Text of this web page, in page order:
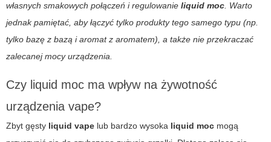
własnych smakowych połączeń i regulowanie liquid moc . Warto
jednak pamiętać, aby łączyć tylko produkty tego samego typu (np.
tylko bazę z bazą i aromat z aromatem), a także nie przekraczać
zalecanej mocy urządzenia.
Czy liquid moc ma wpływ na żywotność
urządzenia vape?
Zbyt gęsty liquid vape lub bardzo wysoka liquid moc mogą